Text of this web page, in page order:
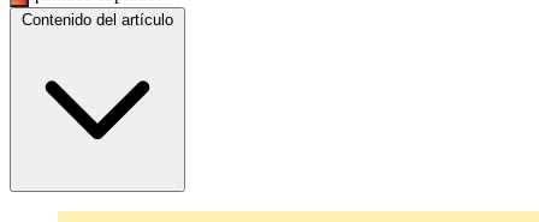
Contenido del artículo